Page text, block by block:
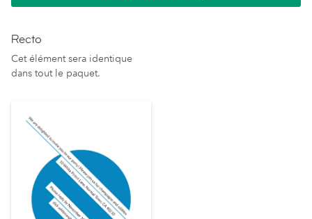
Recto
Cet élément sera identique
dans tout le paquet.